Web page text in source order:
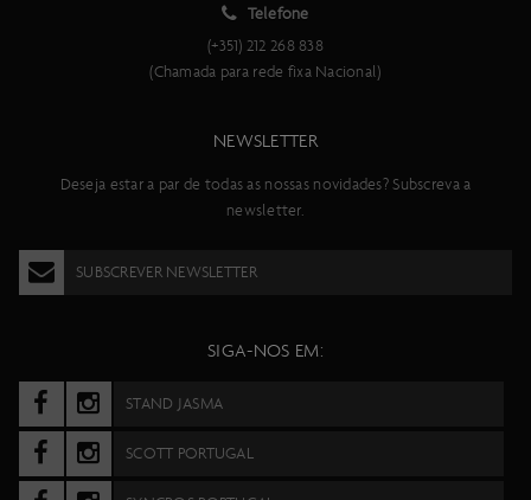
Telefone
(+351) 212 268 838
(Chamada para rede fixa Nacional)
NEWSLETTER
Deseja estar a par de todas as nossas novidades? Subscreva a
newsletter.
SUBSCREVER NEWSLETTER
SIGA-NOS EM:
STAND JASMA
SCOTT PORTUGAL